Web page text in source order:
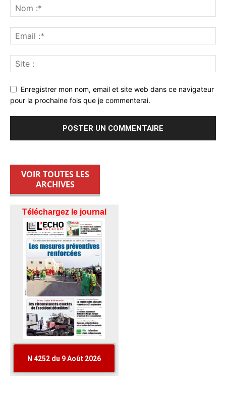
Enregistrer mon nom, email et site web dans ce navigateur
pour la prochaine fois que je commenterai.
VOIR TOUTES LES
ARCHIVES